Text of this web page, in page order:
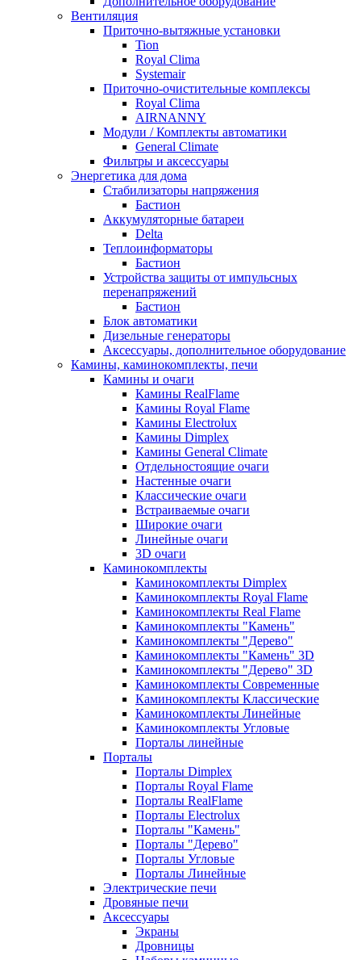
Вентиляция
Приточно-вытяжные установки
Tion
Royal Clima
Systemair
Приточно-очистительные комплексы
Royal Clima
AIRNANNY
Модули / Комплекты автоматики
General Climate
Фильтры и аксессуары
Энергетика для дома
Стабилизаторы напряжения
Бастион
Аккумуляторные батареи
Delta
Теплоинформаторы
Бастион
Устройства защиты от импульсных
перенапряжений
Бастион
Блок автоматики
Дизельные генераторы
Аксессуары, дополнительное оборудование
Камины, каминокомплекты, печи
Камины и очаги
Камины RealFlame
Камины Royal Flame
Камины Electrolux
Камины Dimplex
Камины General Climate
Отдельностоящие очаги
Настенные очаги
Классические очаги
Встраиваемые очаги
Широкие очаги
Линейные очаги
3D очаги
Каминокомплекты
Каминокомплекты Dimplex
Каминокомплекты Royal Flame
Каминокомплекты Real Flame
Каминокомплекты "Камень"
Каминокомплекты "Дерево"
Каминокомплекты "Камень" 3D
Каминокомплекты "Дерево" 3D
Каминокомплекты Современные
Каминокомплекты Классические
Каминокомплекты Линейные
Каминокомплекты Угловые
Порталы линейные
Порталы
Порталы Dimplex
Порталы Royal Flame
Порталы RealFlame
Порталы Electrolux
Порталы "Камень"
Порталы "Дерево"
Порталы Угловые
Порталы Линейные
Электрические печи
Дровяные печи
Аксессуары
Экраны
Дровницы